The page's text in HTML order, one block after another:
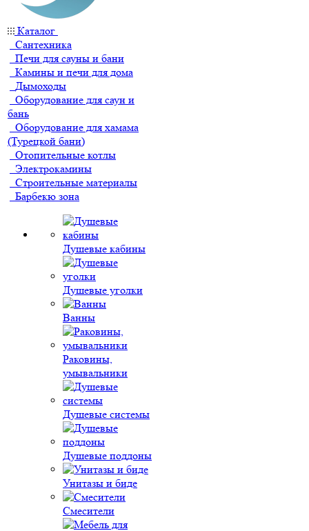
Каталог
Сантехника
Печи для сауны и бани
Камины и печи для дома
Дымоходы
Оборудование для саун и
бань
Оборудование для хамама
(Турецкой бани)
Отопительные котлы
Электрокамины
Строительные материалы
Барбекю зона
Душевые кабины
Душевые уголки
Ванны
Раковины,
умывальники
Душевые системы
Душевые поддоны
Унитазы и биде
Смесители